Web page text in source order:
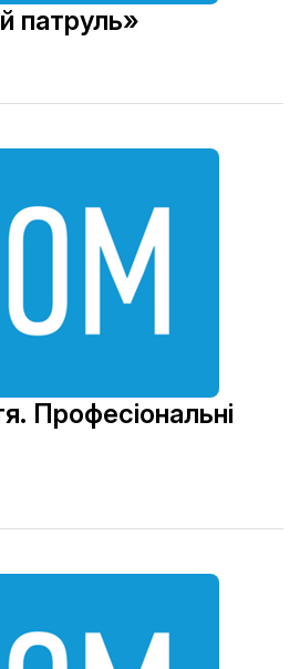
патруль»
Професіональні